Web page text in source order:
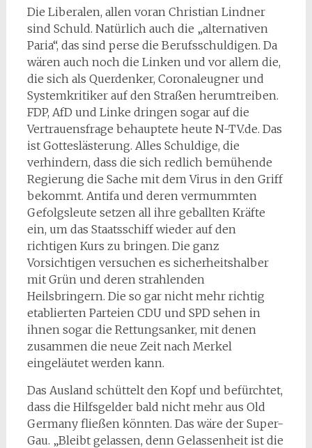
Die Liberalen, allen voran Christian Lindner
sind Schuld. Natürlich auch die „alternativen
Paria“, das sind perse die Berufsschuldigen. Da
wären auch noch die Linken und vor allem die,
die sich als Querdenker, Coronaleugner und
Systemkritiker auf den Straßen herumtreiben.
FDP, AfD und Linke dringen sogar auf die
Vertrauensfrage behauptete heute N-TV.de. Das
ist Gotteslästerung. Alles Schuldige, die
verhindern, dass die sich redlich bemühende
Regierung die Sache mit dem Virus in den Griff
bekommt. Antifa und deren vermummten
Gefolgsleute setzen all ihre geballten Kräfte
ein, um das Staatsschiff wieder auf den
richtigen Kurs zu bringen. Die ganz
Vorsichtigen versuchen es sicherheitshalber
mit Grün und deren strahlenden
Heilsbringern. Die so gar nicht mehr richtig
etablierten Parteien CDU und SPD sehen in
ihnen sogar die Rettungsanker, mit denen
zusammen die neue Zeit nach Merkel
eingeläutet werden kann.
Das Ausland schüttelt den Kopf und befürchtet,
dass die Hilfsgelder bald nicht mehr aus Old
Germany fließen könnten. Das wäre der Super-
Gau. „Bleibt gelassen, denn Gelassenheit ist die